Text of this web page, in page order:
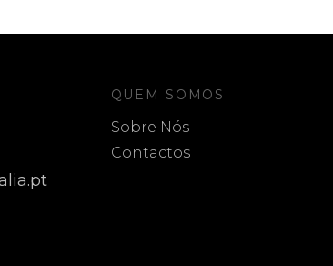
QUEM SOMOS
Sobre Nós
Contactos